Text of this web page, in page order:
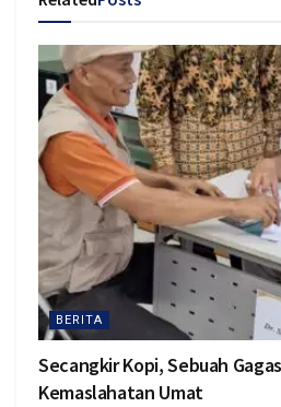
BERITA
Secangkir Kopi, Sebuah
Kemaslahatan Umat